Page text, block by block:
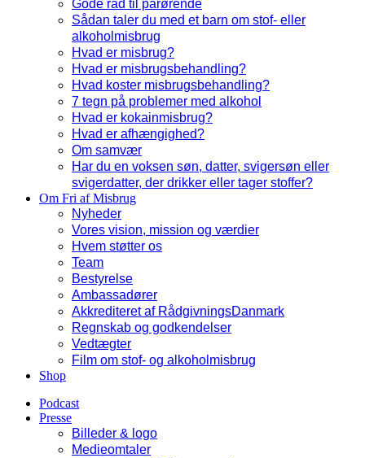
Gode råd til pårørende
Sådan taler du med et barn om stof- eller
alkoholmisbrug
Hvad er misbrug?
Hvad er misbrugsbehandling?
Hvad koster misbrugsbehandling?
7 tegn på problemer med alkohol
Hvad er kokainmisbrug?
Hvad er afhængighed?
Om samvær
Har du en voksen søn, datter, svigersøn eller
svigerdatter, der drikker eller tager stoffer?
Om Fri af Misbrug
Nyheder
Vores vision, mission og værdier
Hvem støtter os
Team
Bestyrelse
Ambassadører
Akkrediteret af RådgivningsDanmark
Regnskab og godkendelser
Vedtægter
Film om stof- og alkoholmisbrug
Shop
Podcast
Presse
Billeder & logo
Medieomtaler